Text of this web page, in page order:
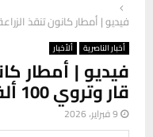
فيديو | أمطار كانون تنقذ الزراعة في ذي
أخبار الناصرية ألأخبار
فيديو | أمطار
قار وتروي 100 ألف دونم بالكامل
9 فبراير، 2026